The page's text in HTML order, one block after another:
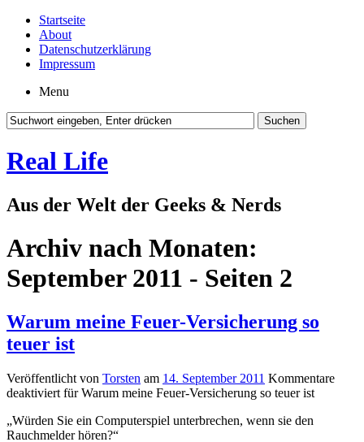
Startseite
About
Datenschutzerklärung
Impressum
Menu
Real Life
Aus der Welt der Geeks & Nerds
Archiv nach Monaten:
September 2011 - Seiten 2
Warum meine Feuer-Versicherung so
teuer ist
Veröffentlicht von Torsten am 14. September 2011 Kommentare
deaktiviert für Warum meine Feuer-Versicherung so teuer ist
„Würden Sie ein Computerspiel unterbrechen, wenn sie den
Rauchmelder hören?“